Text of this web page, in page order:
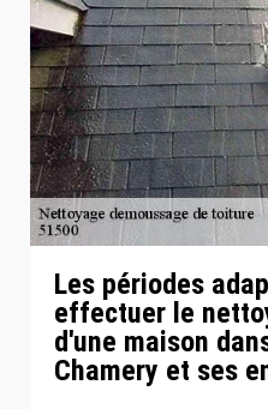
Les périodes
effectuer le
d'une maison
Chamery et ses